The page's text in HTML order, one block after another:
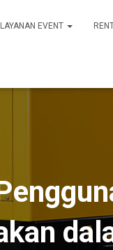
LAYANAN EVENT